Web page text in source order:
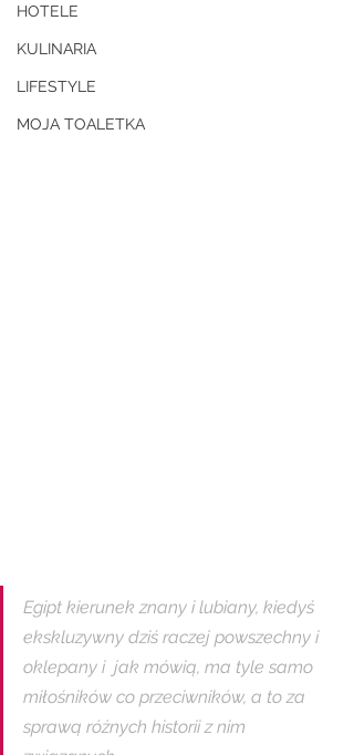
HOTELE
KULINARIA
LIFESTYLE
MOJA TOALETKA
Egipt kierunek znany i lubiany, kiedyś
ekskluzywny dziś raczej powszechny i
oklepany i  jak mówią, ma tyle samo
miłośników co przeciwników, a to za
sprawą różnych historii z nim